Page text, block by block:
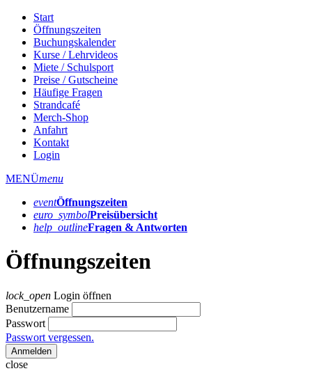
Start
Öffnungszeiten
Buchungskalender
Kurse / Lehrvideos
Miete / Schulsport
Preise / Gutscheine
Häufige Fragen
Strandcafé
Merch-Shop
Anfahrt
Kontakt
Login
MENÜmenu
eventÖffnungs­zeiten
euro_symbolPreis­übersicht
help_outlineFragen & Antworten
Öffnungszeiten
lock_open Login öffnen
Benutzername
Passwort
Passwort vergessen.
Anmelden
close